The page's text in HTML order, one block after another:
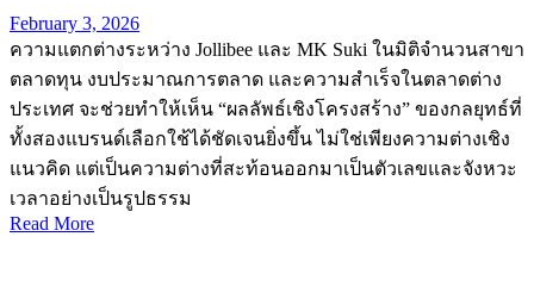
February 3, 2026
ความแตกต่างระหว่าง Jollibee และ MK Suki ในมิติจำนวนสาขา
ตลาดทุน งบประมาณการตลาด และความสำเร็จในตลาดต่าง
ประเทศ จะช่วยทำให้เห็น “ผลลัพธ์เชิงโครงสร้าง” ของกลยุทธ์ที่
ทั้งสองแบรนด์เลือกใช้ได้ชัดเจนยิ่งขึ้น ไม่ใช่เพียงความต่างเชิง
แนวคิด แต่เป็นความต่างที่สะท้อนออกมาเป็นตัวเลขและจังหวะ
เวลาอย่างเป็นรูปธรรม
Read More